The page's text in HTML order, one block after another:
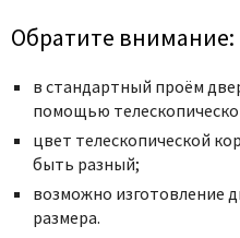
Обратите внимание:
в стандартный проём
помощью
цвет телескопической
быть разный;
возможно изготовление
размера.